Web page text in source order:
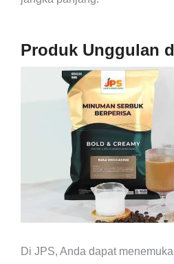
Produk Unggulan
Di JPS, Anda dapat